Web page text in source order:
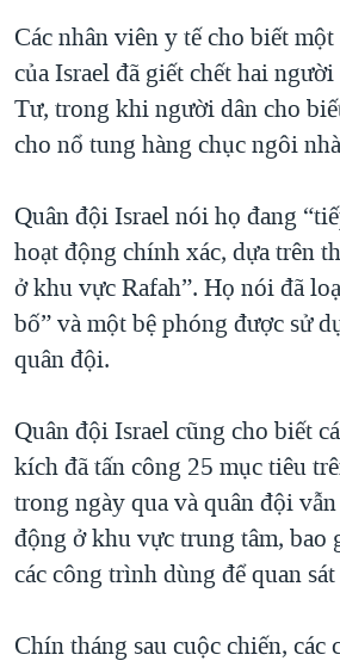
Các nhân viên y tế cho biết
của Israel đã giết chết hai
Tư, trong khi người dân cho
cho nổ tung hàng chục ngôi
Quân đội Israel nói họ đang
hoạt động chính xác, dựa trên
ở khu vực Rafah”. Họ nói đã
bố” và một bệ phóng được sử
quân đội.
Quân đội Israel cũng cho biết
kích đã tấn công 25 mục tiêu
trong ngày qua và quân đội
động ở khu vực trung tâm, bao
các công trình dùng để quan
Chín tháng sau cuộc chiến, các